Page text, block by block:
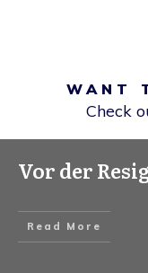
WANT
Check
Vor der
Read More